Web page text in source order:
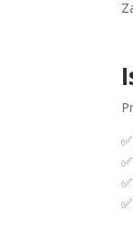
✅
✅
✅
✅